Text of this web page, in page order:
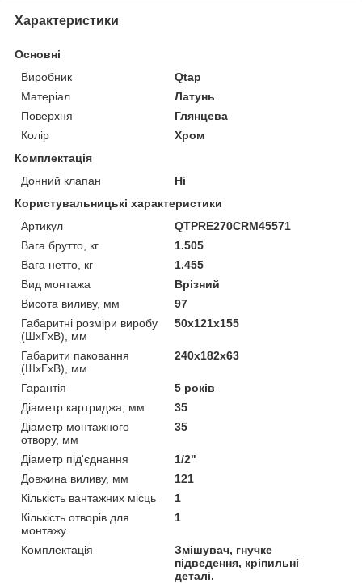
Характеристики
Основні
Виробник
Qtap
Матеріал
Латунь
Поверхня
Глянцева
Колір
Хром
Комплектація
Донний клапан
Ні
Користувальницькі характеристики
Артикул
QTPRE270CRM45571
Вага брутто, кг
1.505
Вага нетто, кг
1.455
Вид монтажа
Врізний
Висота виливу, мм
97
Габаритні розміри виробу
(ШхГхВ), мм
50х121х155
Габарити паковання
(ШхГхВ), мм
240х182х63
Гарантія
5 років
Діаметр картриджа, мм
35
Діаметр монтажного
отвору, мм
35
Діаметр під'єднання
1/2"
Довжина виливу, мм
121
Кількість вантажних місць
1
Кількість отворів для
монтажу
1
Комплектація
Змішувач, гнучке
підведення, кріпильні
деталі.